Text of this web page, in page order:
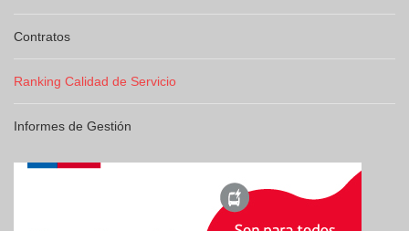
Contratos
Ranking Calidad de Servicio
Informes de Gestión